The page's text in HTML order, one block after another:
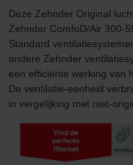
Deze Zehnder Original
Zehnder ComfoD/Air 300-
Standard
andere Zehnder
een efficiënte werking van
De ventilatie-eenheid
in vergelijking met niet-